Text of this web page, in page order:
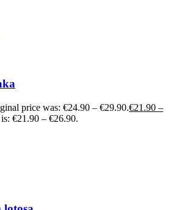
price was: €24.90 – €29.90.€21.90 –
€21.90 – €26.90.